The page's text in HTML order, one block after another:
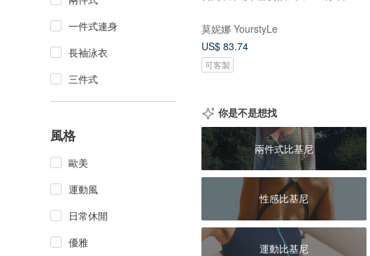
一件式連身
長袖泳衣
三件式
風格
歐美
運動風
日常休閒
優雅
莫妮娜 YourstyLe
US$ 83.74
可客製
你是不是想找
兩件式比基尼
性感比基尼
運動比基尼